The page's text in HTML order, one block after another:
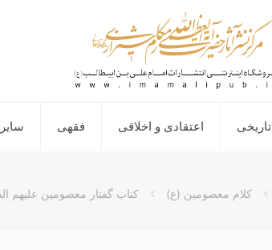
تاریخی اعتقادی و اخلاقی فقهی
کلام معصومین (ع) کتاب گفتار معصومین علیهم